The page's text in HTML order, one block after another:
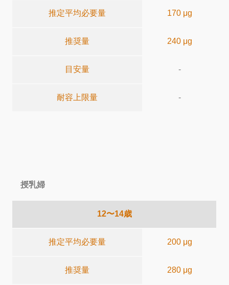
推定平均必要量 170 μg
推奨量 240 μg
目安量 -
耐容上限量 -
授乳婦
12〜14歳
推定平均必要量 200 μg
推奨量 280 μg